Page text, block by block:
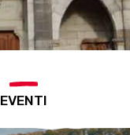
EVENTI